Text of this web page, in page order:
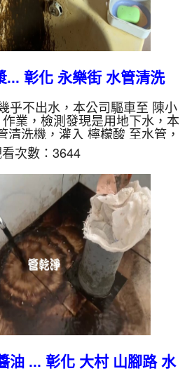
... 彰化 永樂街 水管清洗
乎不出水，本公司驅車至 陳小
業，檢測發現是用地下水，本
清洗機，灌入 檸檬酸 至水管，
管清洗機 ，啟動 螺旋波 模式，
流出黑水，突然流出濃郁的米
出水量恢復正常了。 如是自來
生鐵鏽跟泥沙堆積，洗出來的
水含有氧化錳，管壁上會結成
會跟石油一樣黑，有些洗出綠
銅的物質，生鏽產生銅綠，如
色的水，是因為...
次數：3644
油 ... 彰化 大村 山腳路 水